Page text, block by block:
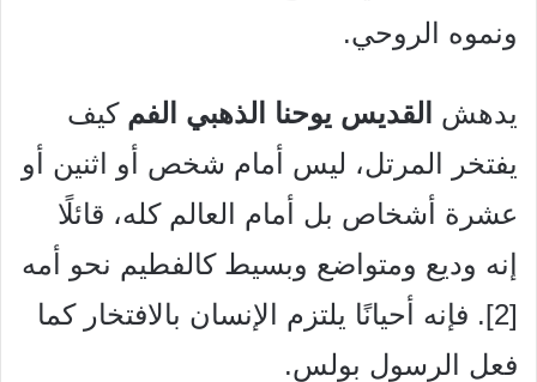
ونموه الروحي.
يدهش القديس يوحنا الذهبي الفم كيف
يفتخر المرتل، ليس أمام شخص أو اثنين أو
عشرة أشخاص بل أمام العالم كله، قائلًا
إنه وديع ومتواضع وبسيط كالفطيم نحو أمه
[2]. فإنه أحيانًا يلتزم الإنسان بالافتخار كما
فعل الرسول بولس.